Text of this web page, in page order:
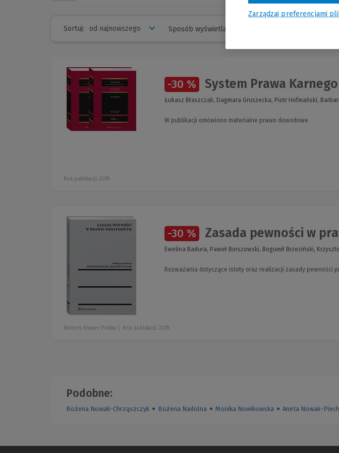
Sortuj: Sposób wyświetlania
-30 % System Prawa Karnego
Łukasz Błaszczak, Dagmara Gruszecka, Piotr Hofmański,
W publikacji omówiono materialne prawo dowodowe.
Rok publikacji: 2019
-30 % Zasada pewności w
Ewelina Badura, Paweł Borszowski, Bogumił Brzeziński,
Rozważania dotyczące istoty oraz realizacji zasady pewności
Wolters Kluwer Polska Rok publikacji: 2018
Podobne:
Bożena Nowak-Chrząszczyk ● Bożena Nadolna ● Monika Nowikowska ● Aneta Nowak-
Zarządzaj preferencjami